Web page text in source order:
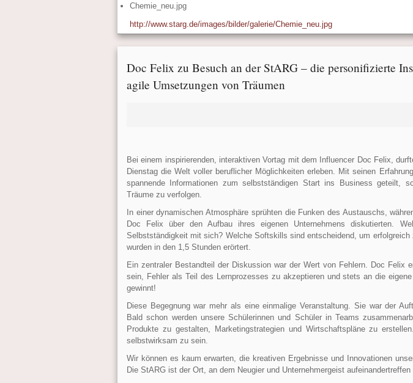
Chemie_neu.jpg
http://www.starg.de/images/bilder/galerie/Chemie_neu.jpg
Doc Felix zu Besuch an der StARG – die personifizierte
agile Umsetzungen von Träumen
Bei einem inspirierenden, interaktiven Vortag mit dem Influencer Doc Felix,
Dienstag die Welt voller beruflicher Möglichkeiten erleben. Mit seinen
spannende Informationen zum selbstständigen Start ins Business geteilt,
Träume zu verfolgen.
In einer dynamischen Atmosphäre sprühten die Funken des Austauschs,
Doc Felix über den Aufbau ihres eigenen Unternehmens diskutierten.
Selbstständigkeit mit sich? Welche Softskills sind entscheidend, um
wurden in den 1,5 Stunden erörtert.
Ein zentraler Bestandteil der Diskussion war der Wert von Fehlern. Doc Felix
sein, Fehler als Teil des Lernprozesses zu akzeptieren und stets an die
gewinnt!
Diese Begegnung war mehr als eine einmalige Veranstaltung. Sie war der
Bald schon werden unsere Schülerinnen und Schüler in Teams
Produkte zu gestalten, Marketingstrategien und Wirtschaftspläne zu
selbstwirksam zu sein.
Wir können es kaum erwarten, die kreativen Ergebnisse und Innovationen
Die StARG ist der Ort, an dem Neugier und Unternehmergeist